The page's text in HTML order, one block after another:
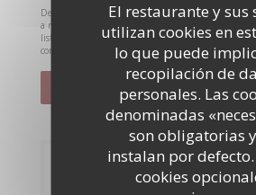
El restaurante y sus
utilizan cookies en
lo que puede
recopilación de
personales. Las
denominadas
son obligatorias
instalan por
cookies
De acuerdo con la normativa de protección de
a no recibir comunicaciones comerciales
listarobinson.es. Para más información sobre el
consulte nuestra
política de privacidad.
Reserva